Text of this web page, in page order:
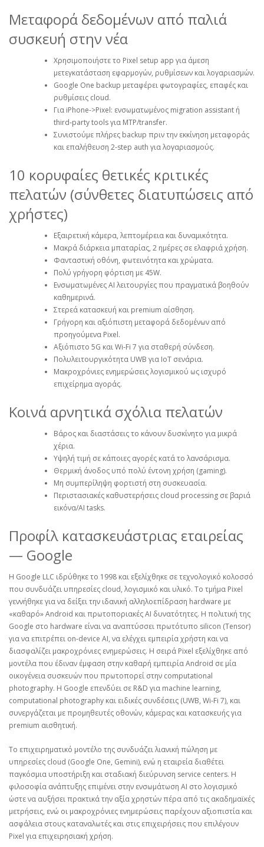
Μεταφορά δεδομένων από παλιά
συσκευή στην νέα
Χρησιμοποιήστε το Pixel setup app για άμεση
μετεγκατάσταση εφαρμογών, ρυθμίσεων και λογαριασμών.
Google One backup μεταφέρει φωτογραφίες, επαφές και
ρυθμίσεις cloud.
Για iPhone->Pixel: ενσωματωμένος migration assistant ή
third‑party tools για MTP/transfer.
Συνιστούμε πλήρες backup πριν την εκκίνηση μεταφοράς
και επαλήθευση 2‑step auth για λογαριασμούς.
10 κορυφαίες θετικές κριτικές
πελατών (σύνθετες διατυπώσεις από
χρήστες)
Εξαιρετική κάμερα, λεπτομέρεια και δυναμικότητα.
Μακρά διάρκεια μπαταρίας, 2 ημέρες σε ελαφριά χρήση.
Φανταστική οθόνη, φωτεινότητα και χρώματα.
Πολύ γρήγορη φόρτιση με 45W.
Ενσωματωμένες AI λειτουργίες που πραγματικά βοηθούν
καθημερινά.
Στερεά κατασκευή και premium αίσθηση.
Γρήγορη και αξιόπιστη μεταφορά δεδομένων από
προηγούμενα Pixel.
Αξιόπιστο 5G και Wi‑Fi 7 για σταθερή σύνδεση.
Πολυλειτουργικότητα UWB για IoT σενάρια.
Μακροχρόνιες ενημερώσεις λογισμικού ως ισχυρό
επιχείρημα αγοράς.
Κοινά αρνητικά σχόλια πελατών
Βάρος και διαστάσεις το κάνουν δυσκίνητο για μικρά
χέρια.
Υψηλή τιμή σε κάποιες αγορές κατά το λανσάρισμα.
Θερμική άνοδος υπό πολύ έντονη χρήση (gaming).
Μη συμπερίληψη φορτιστή στη συσκευασία.
Περιστασιακές καθυστερήσεις cloud processing σε βαριά
εικόνα/AI tasks.
Προφίλ κατασκευάστριας εταιρείας
— Google
Η Google LLC ιδρύθηκε το 1998 και εξελίχθηκε σε τεχνολογικό κολοσσό
που συνδυάζει υπηρεσίες cloud, λογισμικό και υλικό. Το τμήμα Pixel
γεννήθηκε για να δείξει την ιδανική αλληλοεπίδραση hardware με
«καθαρό» Android και πρωτοποριακές AI δυνατότητες. Η πολιτική της
Google στο hardware είναι να αναπτύσσει πρωτότυπο silicon (Tensor)
για να επιτρέπει on‑device AI, να ελέγχει εμπειρία χρήστη και να
διασφαλίζει μακροχρόνιες ενημερώσεις. Η σειρά Pixel εξελίχθηκε από
μοντέλα που έδιναν έμφαση στην καθαρή εμπειρία Android σε μία
οικογένεια συσκευών που πρωτοπορεί στην computational
photography. Η Google επενδύει σε R&D για machine learning,
computational photography και ειδικές συνδέσεις (UWB, Wi‑Fi 7), και
συνεργάζεται με προμηθευτές οθονών, κάμερας και κατασκευής για
premium αισθητική.
Το επιχειρηματικό μοντέλο της συνδυάζει λιανική πώληση με
υπηρεσίες cloud (Google One, Gemini), ενώ η εταιρεία διαθέτει
παγκόσμια υποστήριξη και σταδιακή διεύρυνση service centers. Η
φιλοσοφία ανάπτυξης επιμένει στην ενσωμάτωση AI στο λογισμικό
ώστε να αυξήσει πρακτικά την αξία χρηστών πέρα από τις ακαδημαϊκές
μετρήσεις, ενώ οι μακροχρόνιες ενημερώσεις παρέχουν αξιοπιστία και
ασφάλεια στους καταναλωτές και στις επιχειρήσεις που επιλέγουν
Pixel για επιχειρησιακή χρήση.